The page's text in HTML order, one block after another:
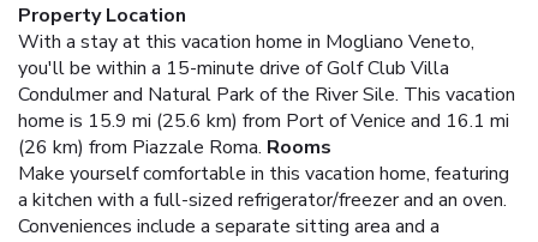
Property Location
With a stay at this vacation home in Mogliano Veneto,
you'll be within a 15-minute drive of Golf Club Villa
Condulmer and Natural Park of the River Sile. This vacation
home is 15.9 mi (25.6 km) from Port of Venice and 16.1 mi
(26 km) from Piazzale Roma. Rooms
Make yourself comfortable in this vacation home, featuring
a kitchen with a full-sized refrigerator/freezer and an oven.
Conveniences include a separate sitting area and a